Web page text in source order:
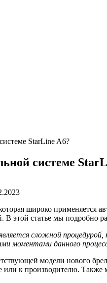
StarLine A6?
системе
широко применяется
этой статье мы подробно
сложной
моментами данного
модели нового
к производителю.